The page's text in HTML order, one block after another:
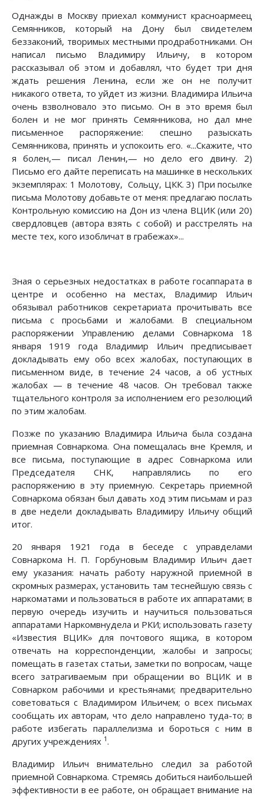
Однажды в Москву приехал коммунист красноармеец
Семянников, который на Дону был свидетелем
беззаконий, творимых местными продработниками. Он
написал письмо Владимиру Ильичу, в котором
рассказывал об этом и добавлял, что будет три дня
ждать решения Ленина, если же он не получит
никакого ответа, то уйдет из жизни. Владимира Ильича
очень взволновало это письмо. Он в это время был
болен и не мог принять Семянникова, но дал мне
письменное распоряжение: спешно разыскать
Семянникова, принять и успокоить его. «...Скажите, что
я болен,— писал Ленин,— но дело его двину. 2)
Письмо его дайте переписать на машинке в нескольких
экземплярах: 1 Молотову, Сольцу, ЦКК. 3) При посылке
письма Молотову добавьте от меня: предлагаю послать
Контрольную комиссию на Дон из члена ВЦИК (или 20)
свердловцев (автора взять с собой) и расстрелять на
месте тех, кого изобличат в грабежах»...
Зная о серьезных недостатках в работе госаппарата в
центре и особенно на местах, Владимир Ильич
обязывал работников секретариата прочитывать все
письма с просьбами и жалобами. В специальном
распоряжении Управлению делами Совнаркома 18
января 1919 года Владимир Ильич предписывает
докладывать ему обо всех жалобах, поступающих в
письменном виде, в течение 24 часов, а об устных
жалобах — в течение 48 часов. Он требовал также
тщательного контроля за исполнением его резолюций
по этим жалобам.
Позже по указанию Владимира Ильича была создана
приемная Совнаркома. Она помещалась вне Кремля, и
все письма, поступающие в адрес Совнаркома или
Председателя СНК, направлялись по его
распоряжению в эту приемную. Секретарь приемной
Совнаркома обязан был давать ход этим письмам и раз
в две недели докладывать Владимиру Ильичу общий
итог.
20 января 1921 года в беседе с управделами
Совнаркома Н. П. Горбуновым Владимир Ильич дает
ему указания: начать работу наружной приемной в
скромных размерах, установить там теснейшую связь с
наркоматами и пользоваться в работе их аппаратами; в
первую очередь изучить и научиться пользоваться
аппаратами Наркомвнудела и РКИ; использовать газету
«Известия ВЦИК» для почтового ящика, в котором
отвечать на корреспонденции, жалобы и запросы;
помещать в газетах статьи, заметки по вопросам, чаще
всего затрагиваемым при обращении во ВЦИК и в
Совнарком рабочими и крестьянами; предварительно
советоваться с Владимиром Ильичем; о всех письмах
сообщать их авторам, что дело направлено туда-то; в
работе избегать параллелизма и бороться с ним в
других учреждениях 1.
Владимир Ильич внимательно следил за работой
приемной Совнаркома. Стремясь добиться наибольшей
эффективности в ее работе, он обращает внимание на